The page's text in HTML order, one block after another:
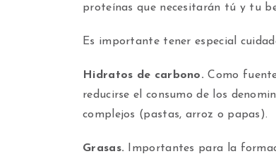
proteínas que necesitarán tú y tu
Es importante tener especial
Hidratos de carbono. Como
reducirse el consumo de los
complejos (pastas, arroz o papas).
Grasas. Importantes para la